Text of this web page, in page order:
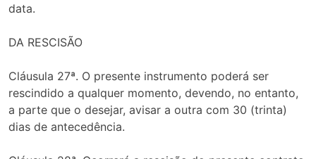
data.
DA RESCISÃO
Cláusula 27ª. O presente instrumento poderá ser
rescindido a qualquer momento, devendo, no entanto,
a parte que o desejar, avisar a outra com 30 (trinta)
dias de antecedência.